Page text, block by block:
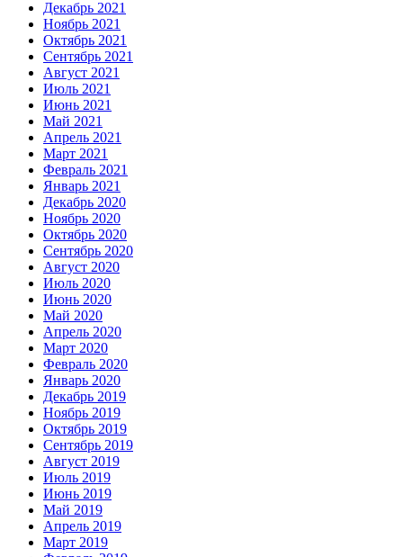
Декабрь 2021
Ноябрь 2021
Октябрь 2021
Сентябрь 2021
Август 2021
Июль 2021
Июнь 2021
Май 2021
Апрель 2021
Март 2021
Февраль 2021
Январь 2021
Декабрь 2020
Ноябрь 2020
Октябрь 2020
Сентябрь 2020
Август 2020
Июль 2020
Июнь 2020
Май 2020
Апрель 2020
Март 2020
Февраль 2020
Январь 2020
Декабрь 2019
Ноябрь 2019
Октябрь 2019
Сентябрь 2019
Август 2019
Июль 2019
Июнь 2019
Май 2019
Апрель 2019
Март 2019